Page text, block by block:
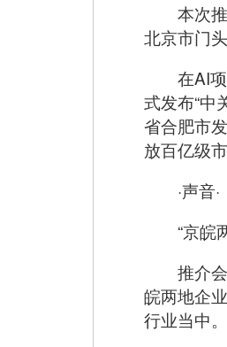
本次
北京市门
在AI
式发布“中
省合肥市
放百亿级
·声音·
“京皖
推介
皖两地企
行业当中。